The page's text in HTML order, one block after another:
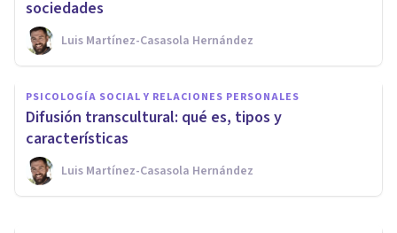
sociedades
Luis Martínez-Casasola Hernández
PSICOLOGÍA SOCIAL Y RELACIONES PERSONALES
Difusión transcultural: qué es, tipos y
características
Luis Martínez-Casasola Hernández
PSICOLOGÍA SOCIAL Y RELACIONES PERSONALES
¿Qué es la Psicología Cultural?
Arturo Torres